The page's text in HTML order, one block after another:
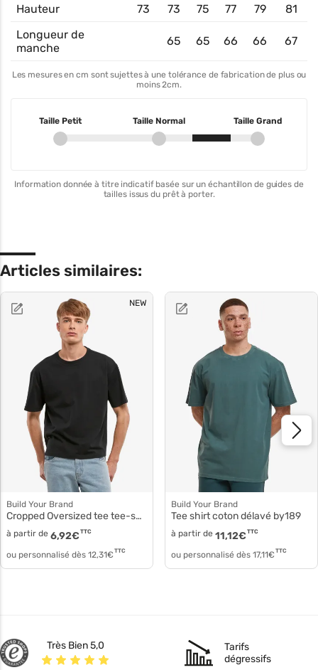
Hauteur 73 73 75 77 79
81
Longueur de
manche
65 65 66 66 67
Les mesures en cm sont sujettes à une tolérance de fabrication de plus ou
moins 2cm.
Taille Petit Taille Normal Taille Grand
Information donnée à titre indicatif basée sur un échantillon de guides de
tailles issus du prêt à porter.
Articles similaires:
NEW
Build Your Brand
Cropped Oversized tee tee-shirt by439
à partir de 6,92€ TTC
ou personnalisé dès 12,31€ TTC
Build Your Brand
Tee shirt coton délavé by189
à partir de 11,12€ TTC
ou personnalisé dès 17,11€ TTC
Très Bien 5,0
Tarifs
dégressifs